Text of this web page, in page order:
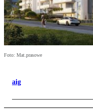
Foto: Mat.prasowe
aig